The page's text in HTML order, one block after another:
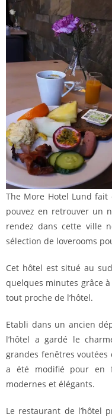
The More Hotel Lund fait
pouvez en retrouver un
rendez dans cette ville
sélection de loverooms
Cet hôtel est situé au
quelques minutes grâce
tout proche de l’hôtel.
Etabli dans un ancien
l’hôtel a gardé le
grandes fenêtres
a été modifié pour en
modernes et élégants.
Le restaurant de l’hôtel